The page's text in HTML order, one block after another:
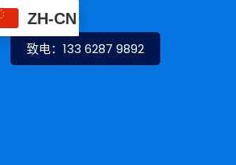
ZH-CN
致电：133 6287 9892